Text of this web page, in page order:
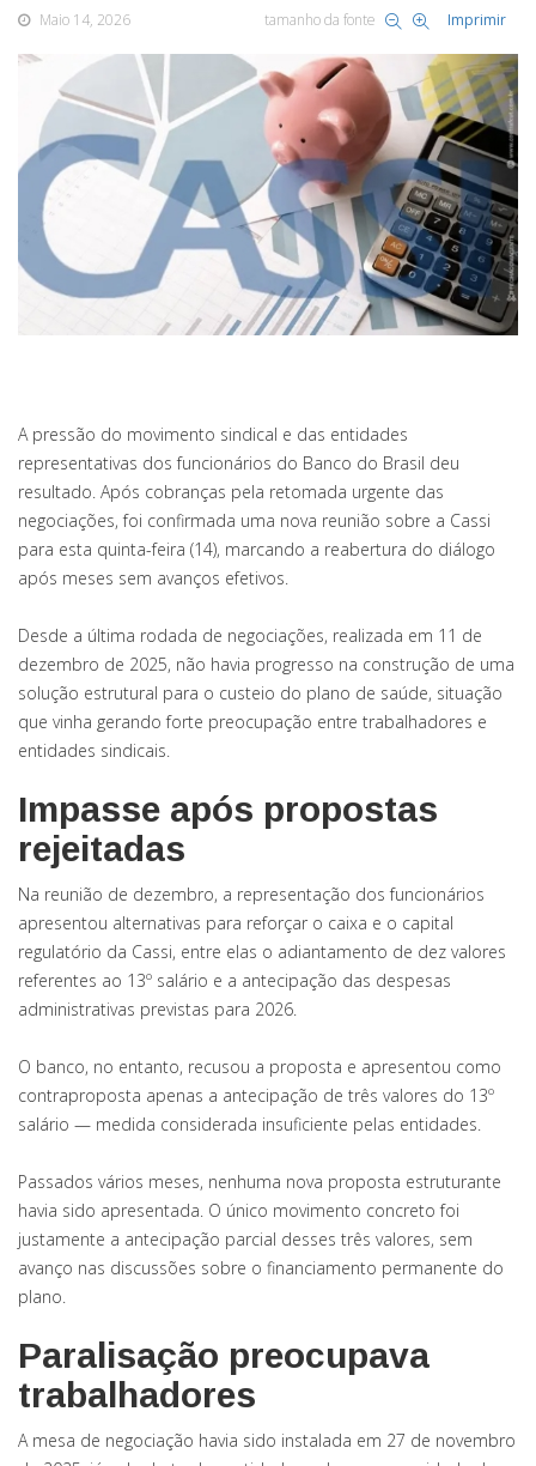
Maio 14, 2026 tamanho da fonte Imprimir
A pressão do movimento sindical e das entidades
representativas dos funcionários do Banco do Brasil deu
resultado. Após cobranças pela retomada urgente das
negociações, foi confirmada uma nova reunião sobre a Cassi
para esta quinta-feira (14), marcando a reabertura do diálogo
após meses sem avanços efetivos.
Desde a última rodada de negociações, realizada em 11 de
dezembro de 2025, não havia progresso na construção de uma
solução estrutural para o custeio do plano de saúde, situação
que vinha gerando forte preocupação entre trabalhadores e
entidades sindicais.
Impasse após propostas
rejeitadas
Na reunião de dezembro, a representação dos funcionários
apresentou alternativas para reforçar o caixa e o capital
regulatório da Cassi, entre elas o adiantamento de dez valores
referentes ao 13º salário e a antecipação das despesas
administrativas previstas para 2026.
O banco, no entanto, recusou a proposta e apresentou como
contraproposta apenas a antecipação de três valores do 13º
salário — medida considerada insuficiente pelas entidades.
Passados vários meses, nenhuma nova proposta estruturante
havia sido apresentada. O único movimento concreto foi
justamente a antecipação parcial desses três valores, sem
avanço nas discussões sobre o financiamento permanente do
plano.
Paralisação preocupava
trabalhadores
A mesa de negociação havia sido instalada em 27 de novembro